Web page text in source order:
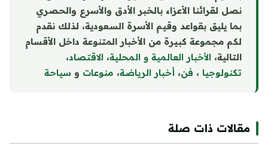
نصل لقرائنا الأعزاء بالخبر الأدق والأسرع والحصري
بما يليق بقواعد وقيم الأسرة السعودية، لذلك نقدم
لكم مجموعة كبيرة من الأخبار المتنوعة داخل الأقسام
التالية، الأخبار العالمية و المحلية، الاقتصاد،
تكنولوجيا ، فن، أخبار الرياضة، منوعات و سياحة
مقالات ذات صلة